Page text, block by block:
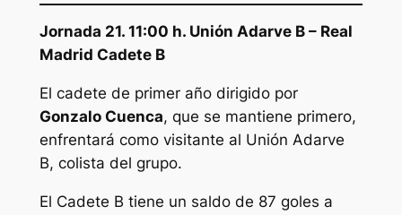
Jornada 21. 11:00 h. Unión Adarve B – Real
Madrid Cadete B
El cadete de primer año dirigido por
Gonzalo Cuenca, que se mantiene primero,
enfrentará como visitante al Unión Adarve
B, colista del grupo.
El Cadete B tiene un saldo de 87 goles a